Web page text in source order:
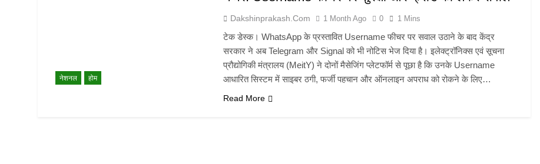
नेशनल होम
Dakshinprakash.com 1 Month Ago 0 1 Mins
टेक डेस्क। WhatsApp के प्रस्तावित Username फीचर पर सवाल उठाने के बाद केंद्र
सरकार ने अब Telegram और Signal को भी नोटिस भेज दिया है। इलेक्ट्रॉनिक्स एवं सूचना
प्रौद्योगिकी मंत्रालय (MeitY) ने दोनों मैसेजिंग प्लेटफॉर्म से पूछा है कि उनके Username
आधारित सिस्टम में साइबर ठगी, फर्जी पहचान और ऑनलाइन अपराध को रोकने के लिए…
Read More